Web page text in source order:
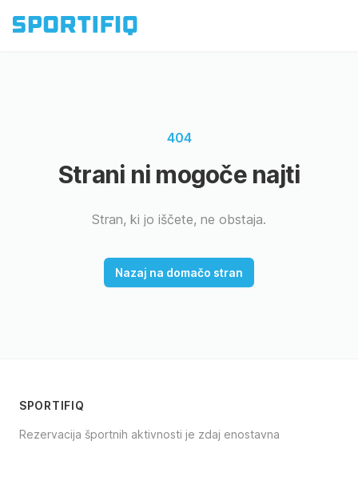
404
Strani ni mogoče najti
Stran, ki jo iščete, ne obstaja.
Nazaj na domačo stran
SPORTIFIQ
Rezervacija športnih aktivnosti je zdaj enostavna